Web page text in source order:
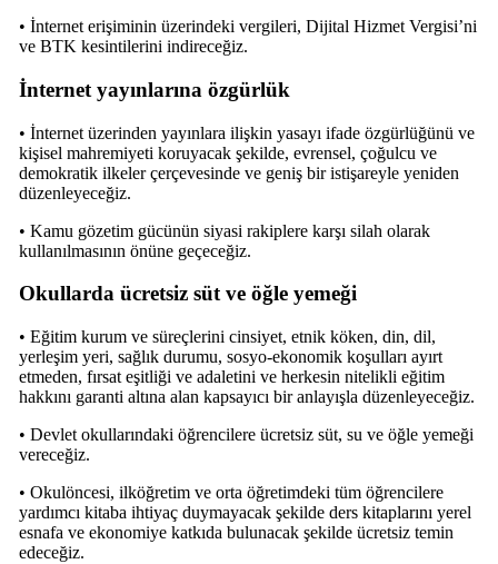
• İnternet erişiminin üzerindeki vergileri, Dijital Hizmet Vergisi’ni
ve BTK kesintilerini indireceğiz.
İnternet yayınlarına özgürlük
• İnternet üzerinden yayınlara ilişkin yasayı ifade özgürlüğünü ve
kişisel mahremiyeti koruyacak şekilde, evrensel, çoğulcu ve
demokratik ilkeler çerçevesinde ve geniş bir istişareyle yeniden
düzenleyeceğiz.
• Kamu gözetim gücünün siyasi rakiplere karşı silah olarak
kullanılmasının önüne geçeceğiz.
Okullarda ücretsiz süt ve öğle yemeği
• Eğitim kurum ve süreçlerini cinsiyet, etnik köken, din, dil,
yerleşim yeri, sağlık durumu, sosyo-ekonomik koşulları ayırt
etmeden, fırsat eşitliği ve adaletini ve herkesin nitelikli eğitim
hakkını garanti altına alan kapsayıcı bir anlayışla düzenleyeceğiz.
• Devlet okullarındaki öğrencilere ücretsiz süt, su ve öğle yemeği
vereceğiz.
• Okulöncesi, ilköğretim ve orta öğretimdeki tüm öğrencilere
yardımcı kitaba ihtiyaç duymayacak şekilde ders kitaplarını yerel
esnafa ve ekonomiye katkıda bulunacak şekilde ücretsiz temin
edeceğiz.